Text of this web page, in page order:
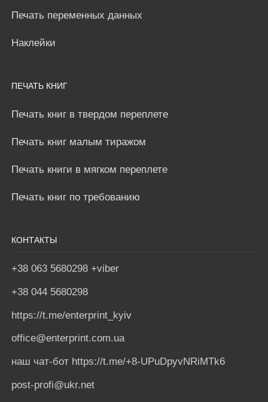
Печать переменных данных
Наклейки
ПЕЧАТЬ КНИГ
Печать книг в твердом переплете
Печать книг малым тиражом
Печать книги в мягком переплете
Печать книг по требованию
КОНТАКТЫ
+38 063 5680298 +viber
+38 044 5680298
https://t.me/enterprint_kyiv
office@enterprint.com.ua
наш чат-бот https://t.me/+8-UPuDpyvNRiMTk6
post-profi@ukr.net